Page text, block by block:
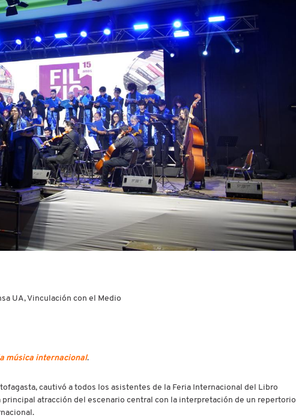
UA, Vinculación con el Medio
música internacional.
cautivó a todos los asistentes de la Feria Internacional del Libro
atracción del escenario central con la interpretación de un repertorio